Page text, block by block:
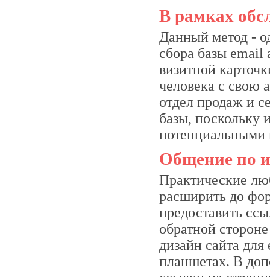
В рамках
Данный метод -
сбора базы
визитной
человека с свою
отдел продаж и
базы, поскольку
потенциальными
Общение по
Практические
расширить до
предоставить
обратной
дизайн сайта
планшетах. В